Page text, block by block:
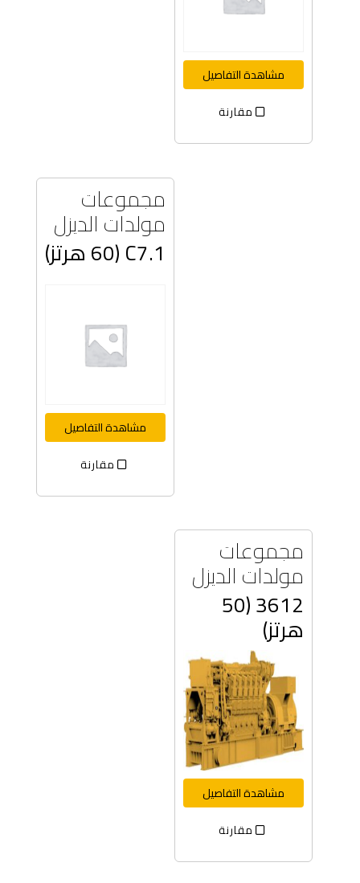
مشاهدة التفاصيل
مقارنة
مجموعات
مولدات الديزل
C7.1 (60 هرتز)
مشاهدة التفاصيل
مقارنة
مجموعات
مولدات الديزل
3612 (50
هرتز)
مشاهدة التفاصيل
مقارنة